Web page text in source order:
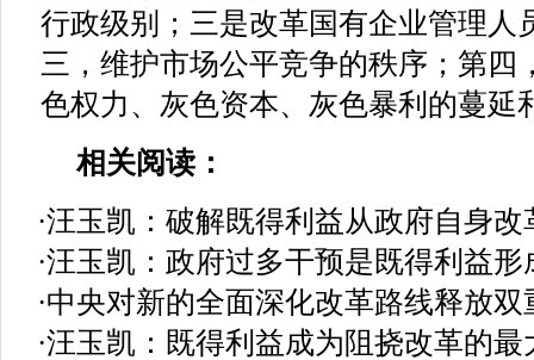
行政级别；三是改革国有企业管理人
三，维护市场公平竞争的秩序；第四
色权力、灰色资本、灰色暴利的蔓延
相关阅读：
·汪玉凯：破解既得利益从政府自身改
·汪玉凯：政府过多干预是既得利益形
·中央对新的全面深化改革路线释放双
·汪玉凯：既得利益成为阻挠改革的最